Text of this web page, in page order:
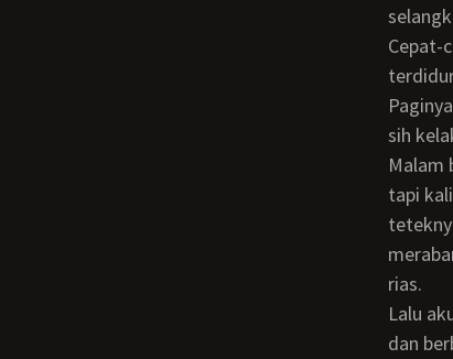
cepat-cepat aku kembali ke kamarku. Kupikirkan apa yang telah terjadi sampai aku
Paginya masih seperti biasa ibuku tidak apa-apa. Aku masih penasaran, tahu nggak
sih
Malam berikutnya aku ke kamar ibuku lagi, dia memakai celana dalam dan BH saja,
tapi
rias.
Lalu aku nekad akan kucoba gesek-gesekan burungku ke ibuku. Aku naik ke ranjang
dan